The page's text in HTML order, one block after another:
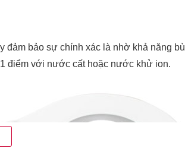
đảm bảo sự chính xác là nhờ khả năng bù
điểm với nước cất hoặc nước khử ion.